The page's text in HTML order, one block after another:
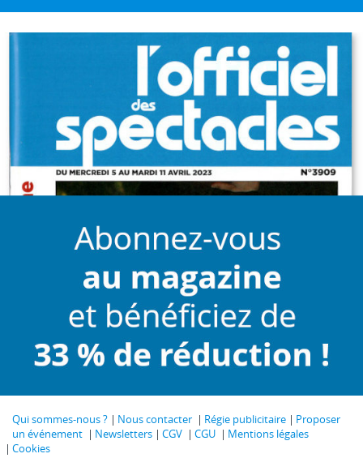
Qui sommes-nous ? Nous contacter Régie publicitaire
Proposer
un événement
Newsletters CGV CGU
Mentions légales
Cookies